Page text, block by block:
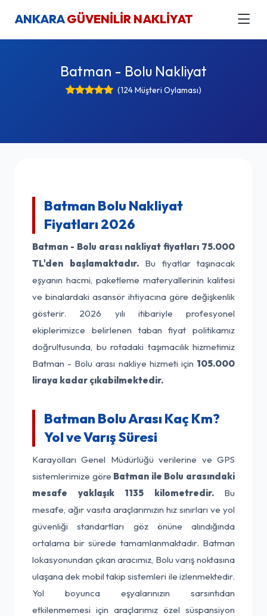
ANKARAGÜVENİLİR NAKLİYAT
Batman - Bolu Nakliyat
(124 Müşteri Oylaması)
Batman Bolu Nakliyat
Fiyatları 2026
Batman - Bolu arası nakliyat fiyatları 75.000
TL'den başlamaktadır.Bu fiyatlar taşınacak
eşyanın hacmi, paketleme materyallerinin kalitesi
ve binalardaki asansör ihtiyacına göre değişkenlik
gösterir. 2026 yılı itibariyle profesyonel
ekiplerimizce belirlenen taban fiyat politikamız
doğrultusunda, bu rotadaki taşımacılık hizmetimiz
Batman - Bolu arası nakliye hizmeti için 105.000
liraya kadar çıkabilmektedir.
Batman Bolu Arası Kaç Km?
Yol ve Varış Süresi
Karayolları Genel Müdürlüğü verilerine ve GPS
sistemlerimize göre Batman ile Bolu arasındaki
mesafe yaklaşık 1135 kilometredir.Bu
mesafe, ağır vasıta araçlarımızın hız sınırları ve yol
güvenliği standartları göz önüne alındığında
ortalama bir sürede tamamlanmaktadır. Batman
lokasyonundan çıkan aracımız, Bolu varış noktasına
ulaşana dek mobil takip sistemleri ile izlenmektedir.
Yol boyunca eşyalarınızın sarsıntıdan
etkilenmemesi için araçlarımız özel süspansiyon